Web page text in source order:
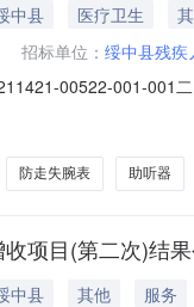
中县 医疗卫生
招标单位： 绥中县残疾
00522-001-001
址：平和里逸轩园B区
防走失腕表 助听器
项目(第二次)结
中县 其他
服务